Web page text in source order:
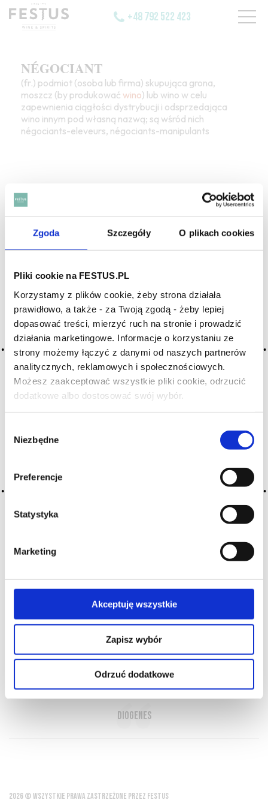
Zgoda Szczegóły O plikach cookies
Pliki cookie na FESTUS.PL
Korzystamy z plików cookie, żeby strona działała
prawidłowo, a także - za Twoją zgodą - żeby lepiej
dopasować treści, mierzyć ruch na stronie i prowadzić
działania marketingowe. Informacje o korzystaniu ze
strony możemy łączyć z danymi od naszych partnerów
analitycznych, reklamowych i społecznościowych.
Możesz zaakceptować wszystkie pliki cookie, odrzucić
dodatkowe albo dostosować swój wybór.
zgody
Niezbędne
Preferencje
Statystyka
Marketing
Akceptuję wszystkie
Zapisz wybór
Odrzuć dodatkowe
Czy masz ukończone 18 lat?
+48 792 522 423
NÉGOCIANT
(fr.) podmiot (osoba lub firma) skupująca grona,
moszcz (by produkować wino) lub wino w celu
zapewnienia ciągłości dystrybucji i odsprzedająca
wino innym pod własną nazwą; są wśród nich
négociants-eleveurs, négociants-manipulants
SZUKAJ W SŁOWNIKU
A B C-Ć D E F G
H I J K L-Ł M N
O-Ó P Q R S-Ś T
U V W X-Y
Z-Ź-Ż
Cały czas pracujemy nad wprowadzaniem do
słownika nowych haseł. Jeśli jakis termin stwarza
Państwu szczególny problem i nie ma go w słowniku
O NAS OFERTA ONLINE PRODUCENCI
BLOG
PRZEWODNIK
SŁOWNIK
Najbardziej lubię wino pite na czyjś
rachunek
Diogenes
2026 © WSZYSTKIE PRAWA ZASTRZEŻONE PRZEZ FESTUS